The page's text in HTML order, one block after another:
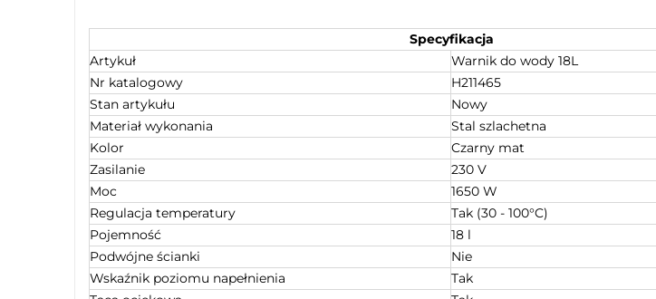
Specyfikacja
Artykuł
Warnik do wody 18L
Nr katalogowy
H211465
Stan artykułu
Nowy
Materiał wykonania
Stal szlachetna
Kolor
Czarny mat
Zasilanie
230 V
Moc
1650 W
Regulacja temperatury
Tak (30 - 100°C)
Pojemność
18 l
Podwójne ścianki
Nie
Wskaźnik poziomu napełnienia
Tak